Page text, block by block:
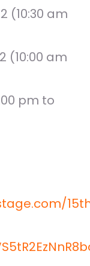
(10:30 am
(10:00 am
pm to